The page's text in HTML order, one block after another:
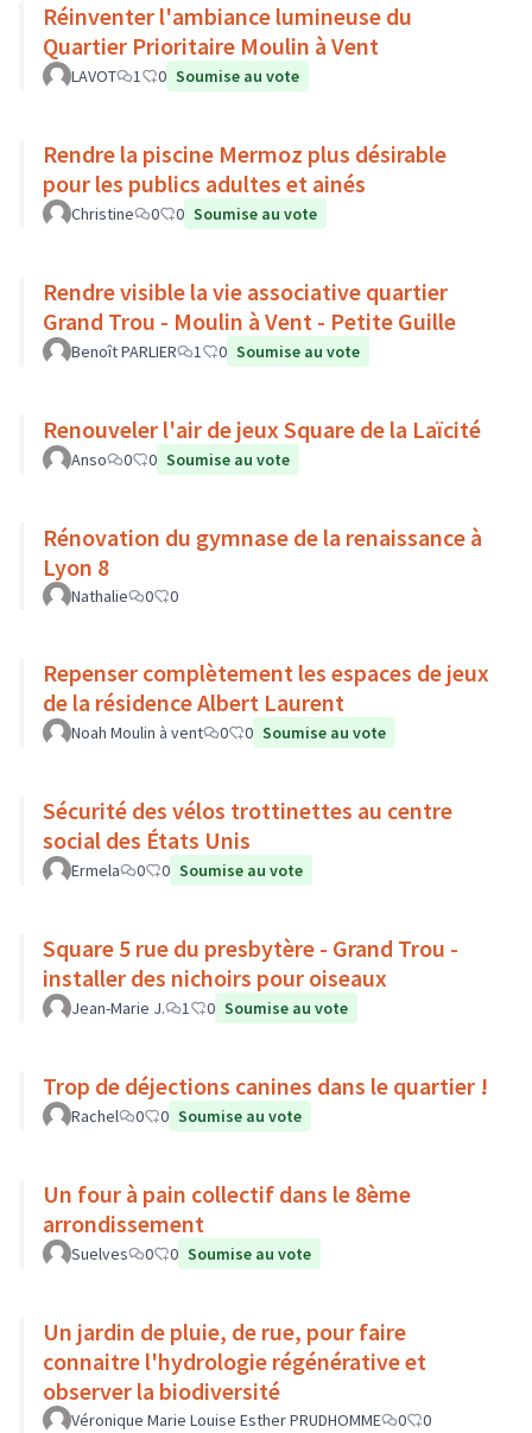
Réinventer l'ambiance lumineuse du
Quartier Prioritaire Moulin à Vent
LAVOT 1 0 Soumise au vote
Rendre la piscine Mermoz plus désirable
pour les publics adultes et ainés
Christine 0 0 Soumise au vote
Rendre visible la vie associative quartier
Grand Trou - Moulin à Vent - Petite Guille
Benoît PARLIER 1 0 Soumise au vote
Renouveler l'air de jeux Square de la Laïcité
Anso 0 0 Soumise au vote
Rénovation du gymnase de la renaissance à
Lyon 8
Nathalie 0 0
Repenser complètement les espaces de jeux
de la résidence Albert Laurent
Noah Moulin à vent 0 0 Soumise au vote
Sécurité des vélos trottinettes au centre
social des États Unis
Ermela 0 0 Soumise au vote
Square 5 rue du presbytère - Grand Trou -
installer des nichoirs pour oiseaux
Jean-Marie J. 1 0 Soumise au vote
Trop de déjections canines dans le quartier !
Rachel 0 0 Soumise au vote
Un four à pain collectif dans le 8ème
arrondissement
Suelves 0 0 Soumise au vote
Un jardin de pluie, de rue, pour faire
connaitre l'hydrologie régénérative et
observer la biodiversité
Véronique Marie Louise Esther PRUDHOMME 0
0